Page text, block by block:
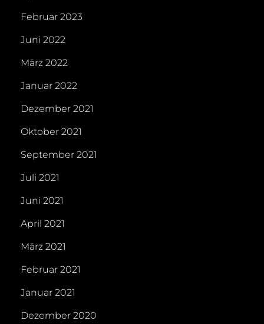
Februar 2023
Juni 2022
März 2022
Januar 2022
Dezember 2021
Oktober 2021
September 2021
Juli 2021
Juni 2021
April 2021
März 2021
Februar 2021
Januar 2021
Dezember 2020